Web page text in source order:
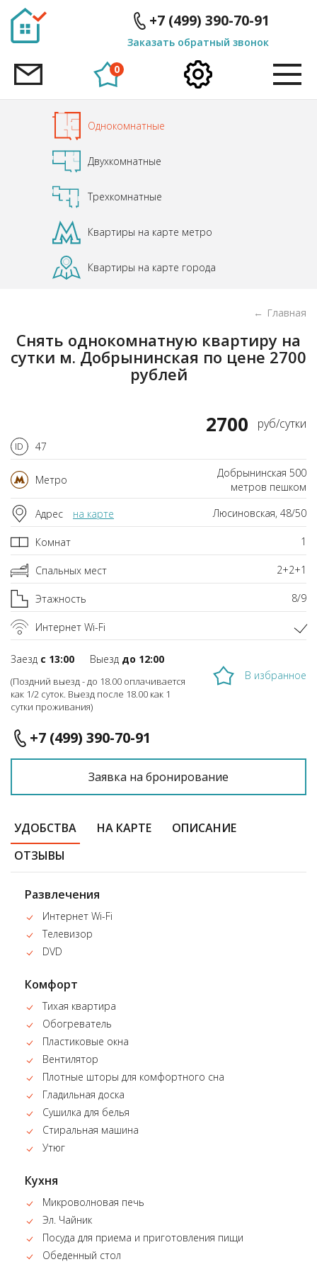
ID +7 (499) 390-70-91
Заказать обратный звонок
0
Однокомнатные
Двухкомнатные
Трехкомнатные
Квартиры на карте метро
Квартиры на карте города
Главная
Снять однокомнатную квартиру на
сутки м. Добрынинская по цене 2700
рублей
2700 руб/сутки
47
Метро
Добрынинская 500
метров пешком
Адрес
на карте Люсиновская, 48/50
Комнат 1
Спальных мест 2+2+1
Этажность 8/9
Интернет Wi-Fi
Заезд с 13:00 Выезд до 12:00
(Поздний выезд - до 18.00 оплачивается
как 1/2 суток. Выезд после 18.00 как 1
сутки проживания)
В избранное
+7 (499) 390-70-91
Заявка на бронирование
УДОБСТВА НА КАРТЕ
ОПИСАНИЕ
ОТЗЫВЫ
Развлечения
Интернет Wi-Fi
Телевизор
DVD
Комфорт
Тихая квартира
Обогреватель
Пластиковые окна
Вентилятор
Плотные шторы для комфортного сна
Гладильная доска
Сушилка для белья
Стиральная машина
Утюг
Кухня
Микроволновая печь
Эл. Чайник
Посуда для приема и приготовления пищи
Обеденный стол